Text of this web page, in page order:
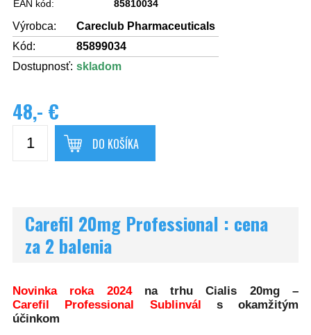
EAN kód:
85810034
Výrobca:
Careclub Pharmaceuticals
Kód:
85899034
Dostupnosť: skladom
48,- €
DO KOŠÍKA
Carefil 20mg Professional : cena
za 2 balenia
Novinka roka 2024 na trhu Cialis 20mg –
Carefil Professional Sublinvál
s okamžitým
účinkom